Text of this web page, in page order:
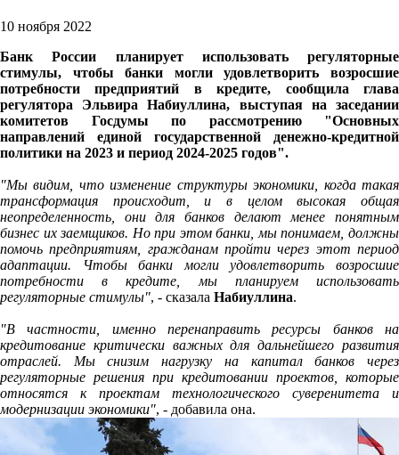
10 ноября 2022
Банк России планирует использовать регуляторные
стимулы, чтобы банки могли удовлетворить возросшие
потребности предприятий в кредите, сообщила глава
регулятора Эльвира Набиуллина, выступая на заседании
комитетов Госдумы по рассмотрению "Основных
направлений единой государственной денежно-кредитной
политики на 2023 и период 2024-2025 годов".
"Мы видим, что изменение структуры экономики, когда такая
трансформация происходит, и в целом высокая общая
неопределенность, они для банков делают менее понятным
бизнес их заемщиков. Но при этом банки, мы понимаем, должны
помочь предприятиям, гражданам пройти через этот период
адаптации. Чтобы банки могли удовлетворить возросшие
потребности в кредите, мы планируем использовать
регуляторные стимулы", - сказала Набиуллина.
"В частности, именно перенаправить ресурсы банков на
кредитование критически важных для дальнейшего развития
отраслей. Мы снизим нагрузку на капитал банков через
регуляторные решения при кредитовании проектов, которые
относятся к проектам технологического суверенитета и
модернизации экономики", - добавила она.